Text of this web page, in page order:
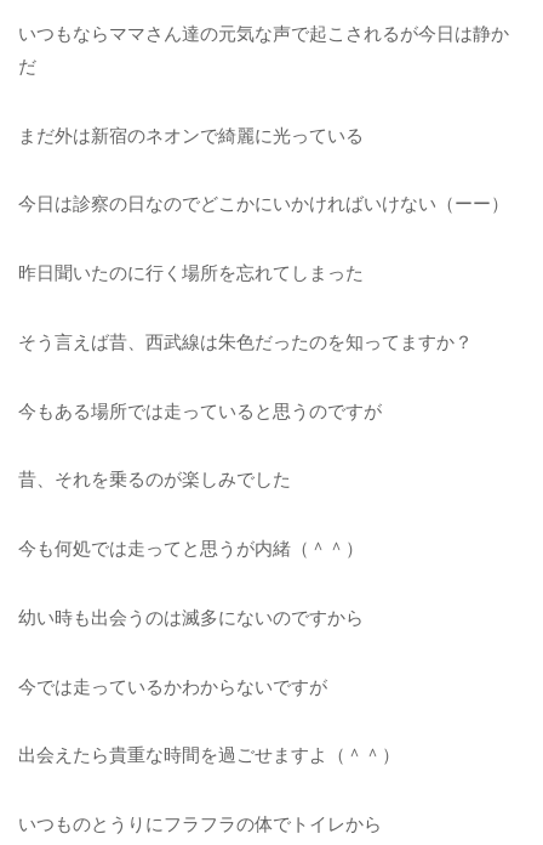
いつもならママさん達の元気な声で起こされるが今日は静か
だ
まだ外は新宿のネオンで綺麗に光っている
今日は診察の日なのでどこかにいかければいけない（ーー）
昨日聞いたのに行く場所を忘れてしまった
そう言えば昔、西武線は朱色だったのを知ってますか？
今もある場所では走っていると思うのですが
昔、それを乗るのが楽しみでした
今も何処では走ってと思うが内緒（＾＾）
幼い時も出会うのは滅多にないのですから
今では走っているかわからないですが
出会えたら貴重な時間を過ごせますよ（＾＾）
いつものとうりにフラフラの体でトイレから